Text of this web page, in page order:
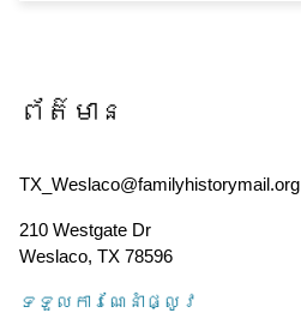
ព័ត៌មាន
TX_Weslaco@familyhistorymail.org
210 Westgate Dr
Weslaco, TX 78596
ទទួល​ការណែនាំ​ផ្លូវ